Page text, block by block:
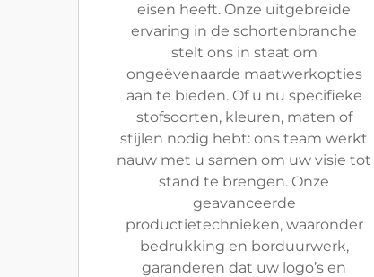
eisen heeft. Onze uitgebreide
ervaring in de schortenbranche
stelt ons in staat om
ongeëvenaarde maatwerkopties
aan te bieden. Of u nu specifieke
stofsoorten, kleuren, maten of
stijlen nodig hebt: ons team werkt
nauw met u samen om uw visie tot
stand te brengen. Onze
geavanceerde
productietechnieken, waaronder
bedrukking en borduurwerk,
garanderen dat uw logo’s en